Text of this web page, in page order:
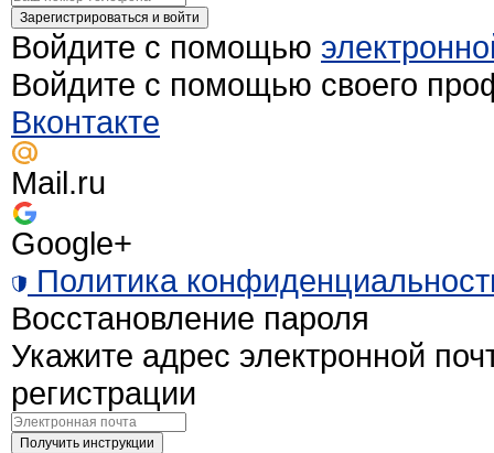
Зарегистрироваться и войти
Войдите с помощью
Войдите с помощью своего
Вконтакте
Mail.ru
Google+
Политика
Восстановление пароля
Укажите адрес электронной
регистрации
Получить инструкции